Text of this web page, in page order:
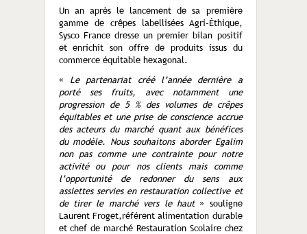
Un an après le lancement de sa première
gamme de crêpes labellisées Agri-Éthique,
Sysco France dresse un premier bilan positif
et enrichit son offre de produits issus du
commerce équitable hexagonal.
« Le partenariat créé l’année dernière a
porté ses fruits, avec notamment une
progression de 5 % des volumes de crêpes
équitables et une prise de conscience accrue
des acteurs du marché quant aux bénéfices
du modèle. Nous souhaitons aborder Egalim
non pas comme une contrainte pour notre
activité ou pour nos clients mais comme
l’opportunité de redonner du sens aux
assiettes servies en restauration collective et
de tirer le marché vers le haut» souligne
Laurent Froget,référent alimentation durable
et chef de marché Restauration Scolaire chez